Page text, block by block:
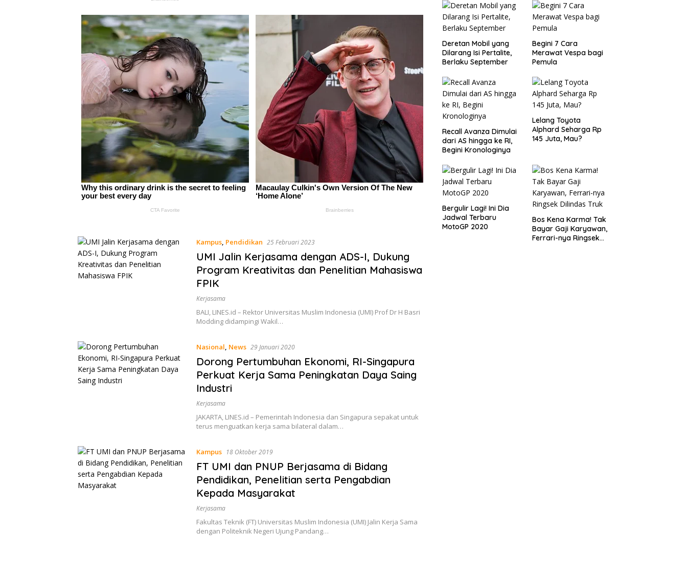
Kampus, Pendidikan 25 Februari 2023
UMI Jalin Kerjasama dengan ADS-I, Dukung
Program Kreativitas dan Penelitian Mahasiswa
FPIK
Kerjasama
BALI, LINES.id – Rektor Universitas Muslim Indonesia (UMI) Prof Dr H Basri
Modding didampingi Wakil…
Nasional, News 29 Januari 2020
Dorong Pertumbuhan Ekonomi, RI-Singapura
Perkuat Kerja Sama Peningkatan Daya Saing
Industri
Kerjasama
JAKARTA, LINES.id – Pemerintah Indonesia dan Singapura sepakat untuk
terus menguatkan kerja sama bilateral dalam…
Kampus 18 Oktober 2019
FT UMI dan PNUP Berjasama di Bidang
Pendidikan, Penelitian serta Pengabdian
Kepada Masyarakat
Kerjasama
Fakultas Teknik (FT) Universitas Muslim Indonesia (UMI) Jalin Kerja Sama
dengan Politeknik Negeri Ujung Pandang…
Deretan Mobil yang
Dilarang Isi Pertalite,
Berlaku September
Begini 7 Cara
Merawat Vespa bagi
Pemula
Recall Avanza Dimulai
dari AS hingga ke RI,
Begini Kronologinya
Lelang Toyota
Alphard Seharga Rp
145 Juta, Mau?
Bergulir Lagi! Ini Dia
Jadwal Terbaru
MotoGP 2020
Bos Kena Karma! Tak
Bayar Gaji Karyawan,
Ferrari-nya Ringsek